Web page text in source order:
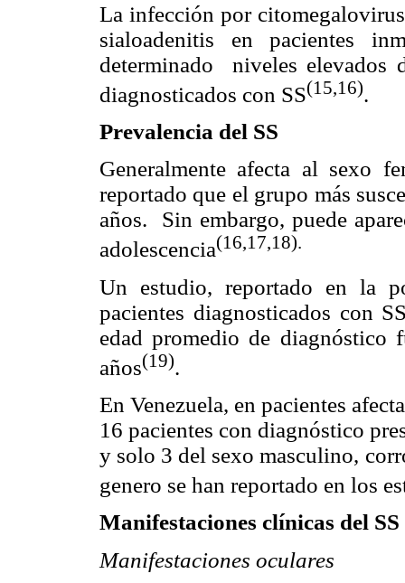
La infección por
sialoadenitis en pacientes
determinado niveles elevados
diagnosticados con SS(15,16).
Prevalencia del SS
Generalmente afecta al sexo
reportado que el grupo más
años. Sin embargo, puede
adolescencia(16,17,18).
Un estudio, reportado en la
pacientes diagnosticados con
edad promedio de
años(19).
En Venezuela, en pacientes
16 pacientes con diagnóstico
y solo 3 del sexo masculino,
genero se han reportado en los
Manifestaciones clínicas del SS
Manifestaciones oculares